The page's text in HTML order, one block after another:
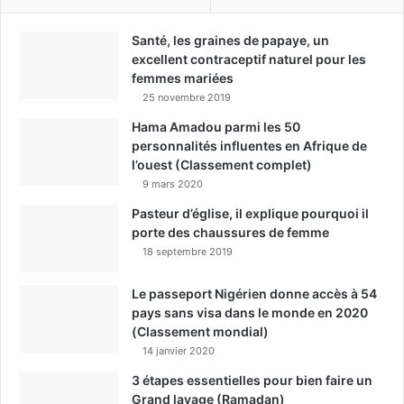
Santé, les graines de papaye, un
excellent contraceptif naturel pour les
femmes mariées
25 novembre 2019
Hama Amadou parmi les 50
personnalités influentes en Afrique de
l’ouest (Classement complet)
9 mars 2020
Pasteur d’église, il explique pourquoi il
porte des chaussures de femme
18 septembre 2019
Le passeport Nigérien donne accès à 54
pays sans visa dans le monde en 2020
(Classement mondial)
14 janvier 2020
3 étapes essentielles pour bien faire un
Grand lavage (Ramadan)